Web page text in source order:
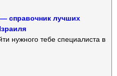
справочник лучших
нужного тебе специалиста в